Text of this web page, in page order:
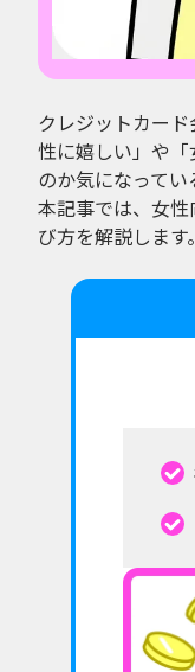
クレジットカー
性に嬉しい」や
のか気になってい
本記事では、女
び方を解説しま